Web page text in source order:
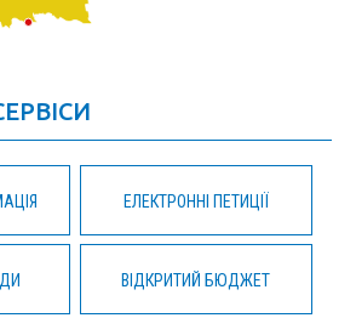
ЕЛЕКТРОННІ ПЕТИЦІЇ
ВІДКРИТИЙ БЮДЖЕТ